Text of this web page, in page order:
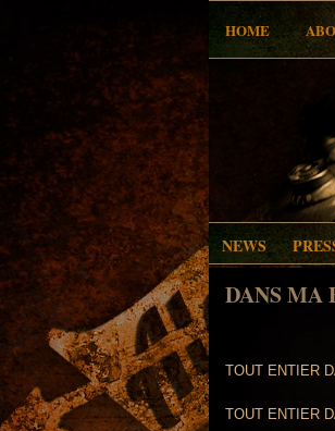
HOME
NEWS
DANS MA
TOUT ENTIER
TOUT ENTIER